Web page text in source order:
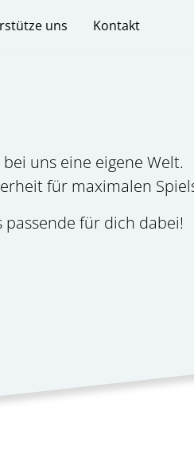
uns Kontakt
uns eine eigene Welt.
für maximalen
für dich dabei!